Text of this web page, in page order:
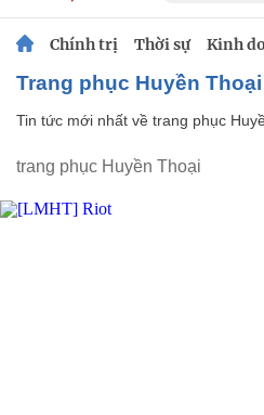
Chính trị Thời sự Kinh
trang phục Huyền Thoại
Tin tức mới nhất về trang phục
trang phục Huyền Thoại